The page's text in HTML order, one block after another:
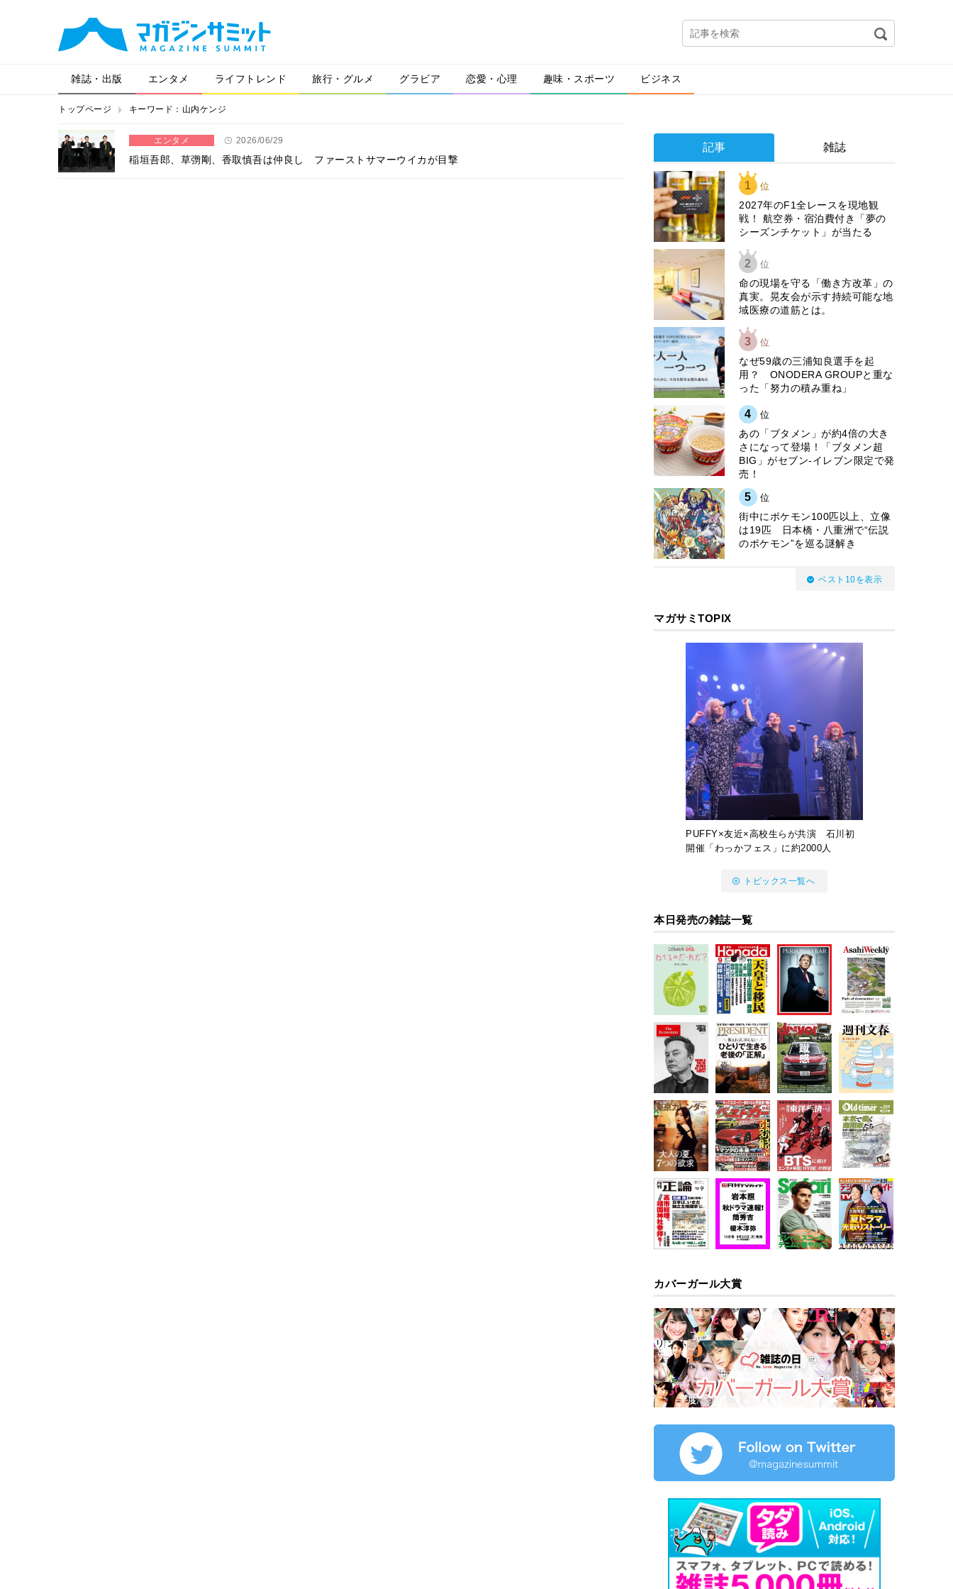
雑誌・出版 エンタメ ライフトレンド 旅行・グルメ グラビア 恋愛・心理 趣味・スポーツ ビジネス
トップページ キーワード：山内ケンジ
エンタメ 2026/06/29
稲垣吾郎、草彅剛、香取慎吾は仲良し ファーストサマーウイカが目撃
記事 雑誌
1 位
2027年のF1全レースを現地観
戦！ 航空券・宿泊費付き「夢の
シーズンチケット」が当たる
2 位
​命の現場を守る「働き方改革」の
真実。晃友会が示す持続可能な地
域医療の道筋とは。
3 位
なぜ59歳の三浦知良選手を起
用？ ONODERA GROUPと重な
った「努力の積み重ね」
4 位
あの「ブタメン」が約4倍の大き
さになって登場！「ブタメン超
BIG」がセブン‐イレブン限定で発
売！
5 位
街中にポケモン100匹以上、立像
は19匹 日本橋・八重洲で“伝説
のポケモン”を巡る謎解き
ベスト10を表示
マガサミTOPIX
PUFFY×友近×高校生らが共演 石川初
開催「わっかフェス」に約2000人
トピックス一覧へ
本日発売の雑誌一覧
カバーガール大賞